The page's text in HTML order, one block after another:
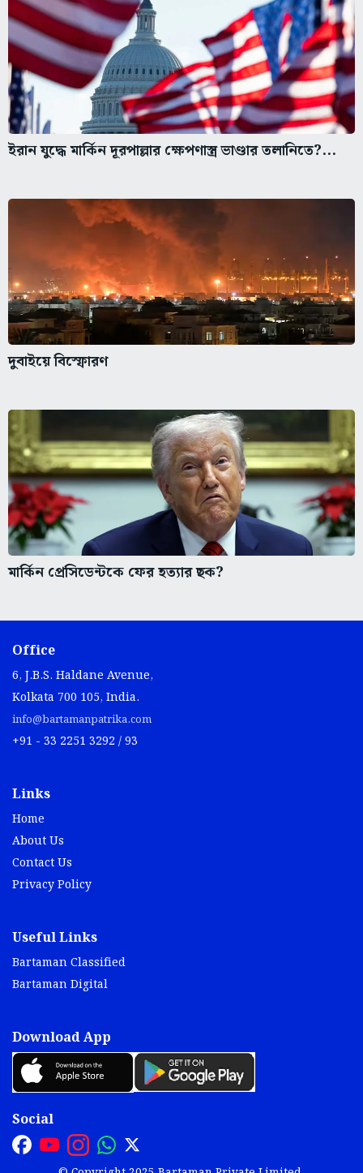
ইরান যুদ্ধে মার্কিন দূরপাল্লার ক্ষেপণাস্ত্র ভাণ্ডার তলানিতে?...
দুবাইয়ে বিস্ফোরণ
মার্কিন প্রেসিডেন্টকে ফের হত্যার ছক?
Office
6, J.B.S. Haldane Avenue,
Kolkata 700 105, India.
info@bartamanpatrika.com
+91 - 33 2251 3292 / 93
Links
Home
About Us
Contact Us
Privacy Policy
Useful Links
Bartaman Classified
Bartaman Digital
Download App
Social